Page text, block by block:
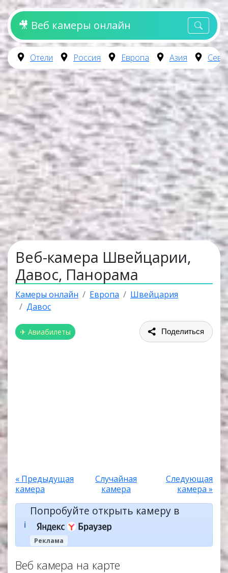
🎥 Веб камеры онлайн
Отели Россия Европа Азия
Веб-камера Швейцарии,
Давос, Панорама
Камеры онлайн Европа
Швейцария
Давос
✈ Авиабилеты Поделиться
« Предыдущая
камера
Случайная
камера
Следующая
камера »
ℹ️
Попробуйте открыть камеру в
Реклама
Веб камера на карте